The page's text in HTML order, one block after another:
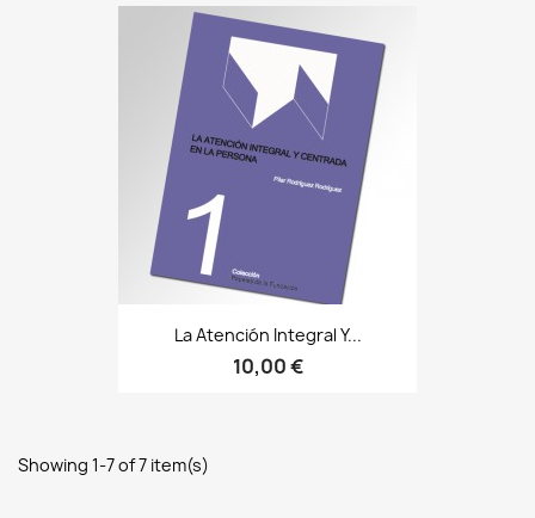
La Atención Integral Y...
10,00 €
Showing 1-7 of 7 item(s)